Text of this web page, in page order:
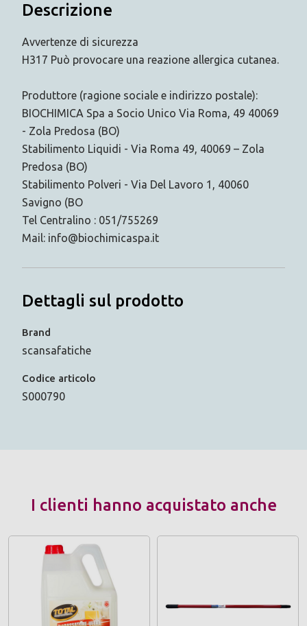
Descrizione
Avvertenze di sicurezza
H317 Può provocare una reazione allergica cutanea.
Produttore (ragione sociale e indirizzo postale):
BIOCHIMICA Spa a Socio Unico Via Roma, 49 40069
- Zola Predosa (BO)
Stabilimento Liquidi - Via Roma 49, 40069 – Zola
Predosa (BO)
Stabilimento Polveri - Via Del Lavoro 1, 40060
Savigno (BO
Tel Centralino : 051/755269
Mail: info@biochimicaspa.it
Dettagli sul prodotto
Brand
scansafatiche
Codice articolo
S000790
I clienti hanno acquistato anche